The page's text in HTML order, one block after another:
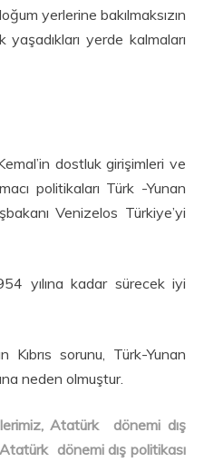
yerlerine bakılmaksızın
yerde kalmaları
dostluk girişimleri ve
politikaları Türk -Yunan
Venizelos Türkiye’yi
yılına kadar sürecek iyi
Kıbrıs sorunu, Türk-Yunan
neden olmuştur.
Atatürk dönemi dış
dönemi dış politikası